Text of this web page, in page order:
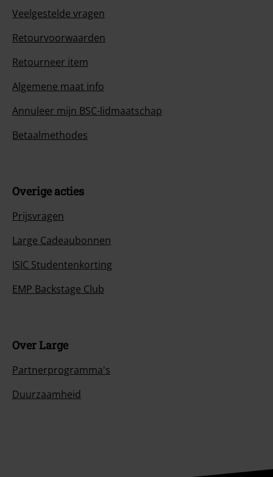
Veelgestelde vragen
Retourvoorwaarden
Retourneer item
Algemene maat info
Annuleer mijn BSC-lidmaatschap
Betaalmethodes
Overige acties
Prijsvragen
Large Cadeaubonnen
ISIC Studentenkorting
EMP Backstage Club
Over Large
Partnerprogramma's
Duurzaamheid